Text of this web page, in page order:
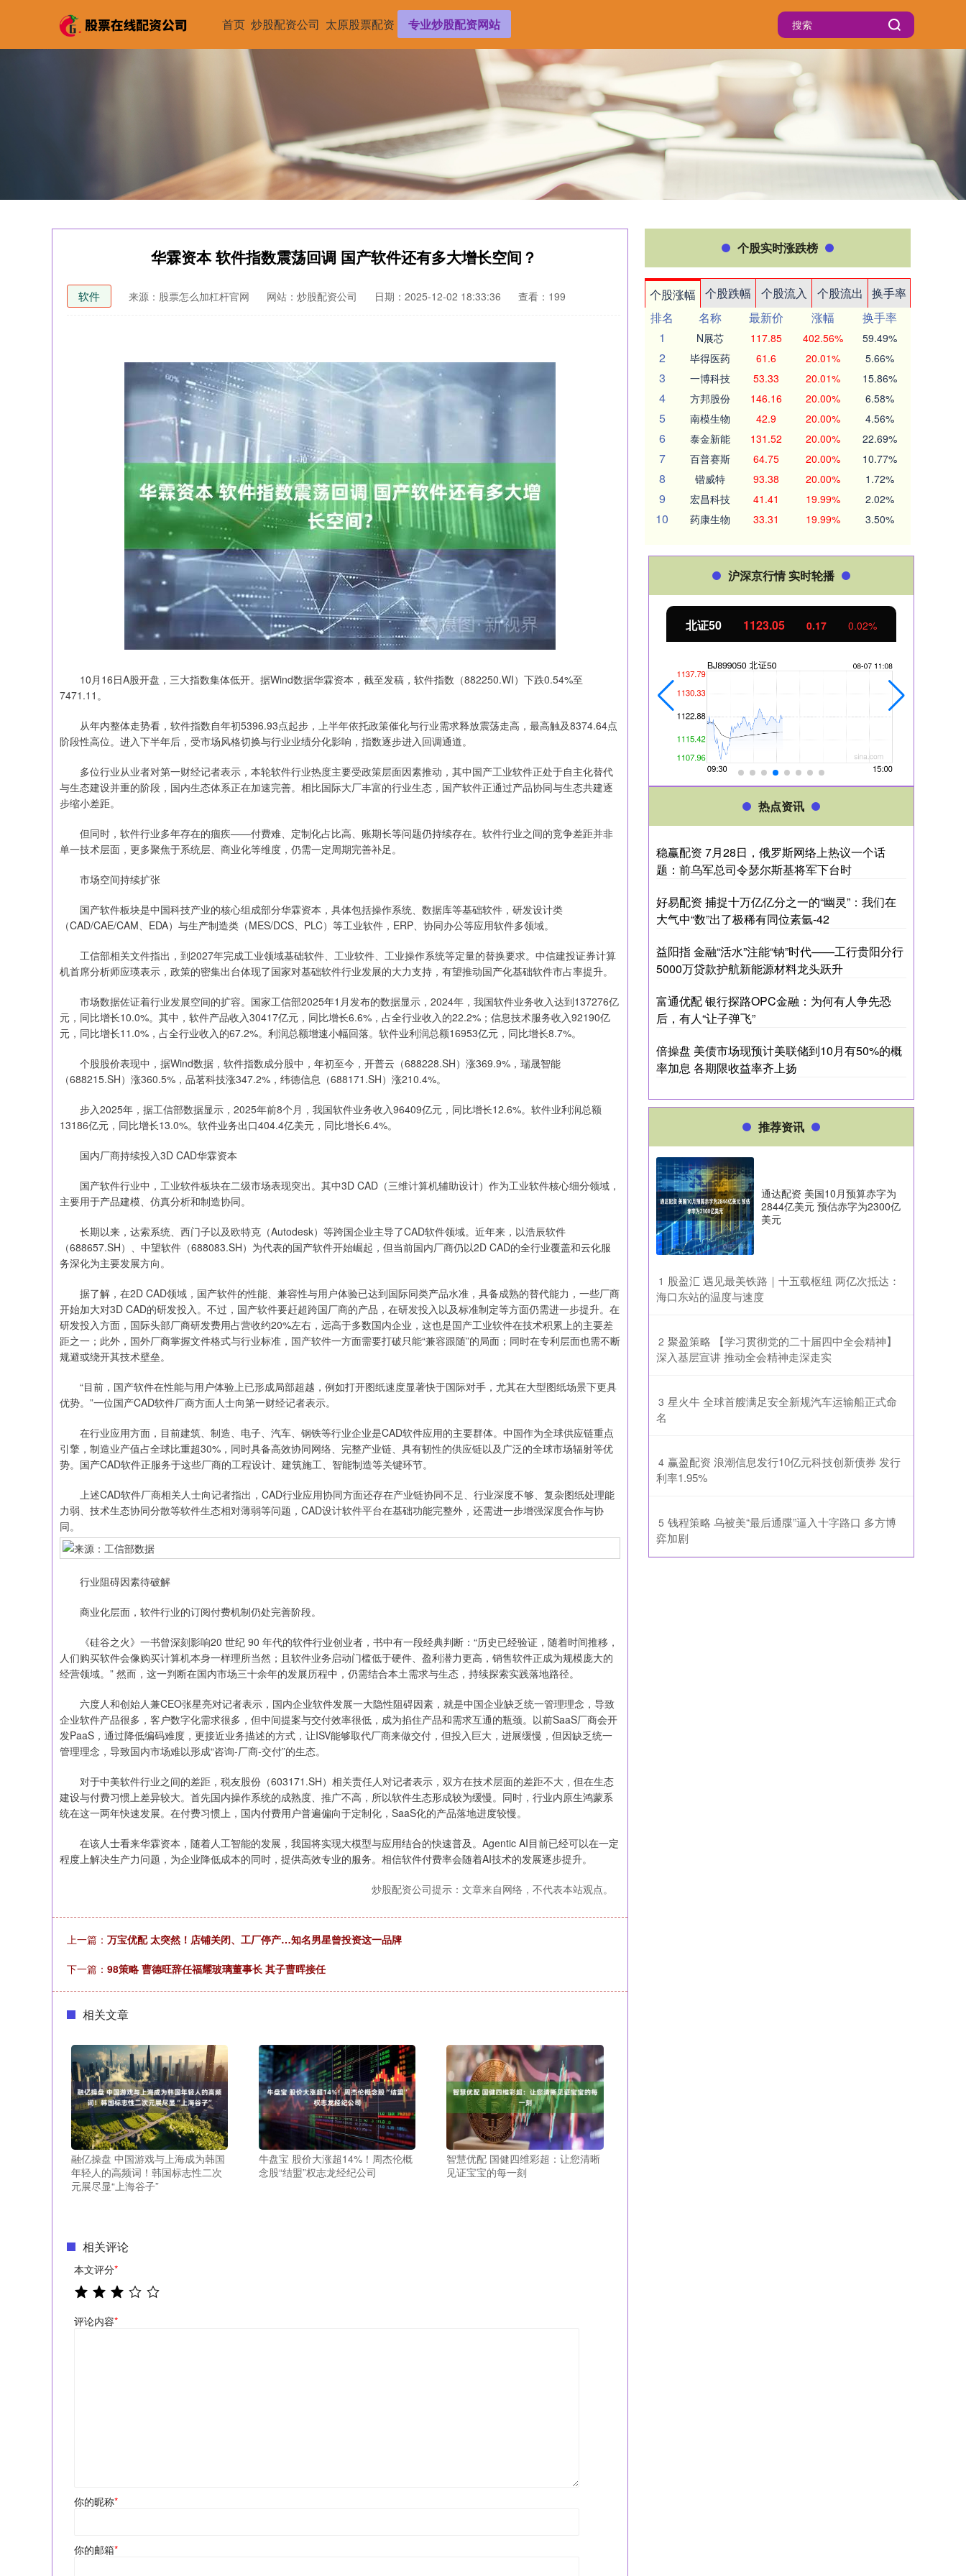
首页 炒股配资公司 太原股票配资 专业炒股配资网站
华霖资本 软件指数震荡回调 国产软件还有多大增长空间？
软件 来源：股票怎么加杠杆官网 网站：炒股配资公司 日期：2025-12-02 18:33:36 查看：199
10月16日A股开盘，三大指数集体低开。据Wind数据华霖资本，截至发稿，软件指数（882250.WI）下跌0.54%至
7471.11。
从年内整体走势看，软件指数自年初5396.93点起步，上半年依托政策催化与行业需求释放震荡走高，最高触及8374.64点
阶段性高位。进入下半年后，受市场风格切换与行业业绩分化影响，指数逐步进入回调通道。
多位行业从业者对第一财经记者表示，本轮软件行业热度主要受政策层面因素推动，其中国产工业软件正处于自主化替代
与生态建设并重的阶段，国内生态体系正在加速完善。相比国际大厂丰富的行业生态，国产软件正通过产品协同与生态共建逐
步缩小差距。
但同时，软件行业多年存在的痼疾——付费难、定制化占比高、账期长等问题仍持续存在。软件行业之间的竞争差距并非
单一技术层面，更多聚焦于系统层、商业化等维度，仍需一定周期完善补足。
市场空间持续扩张
国产软件板块是中国科技产业的核心组成部分华霖资本，具体包括操作系统、数据库等基础软件，研发设计类
（CAD/CAE/CAM、EDA）与生产制造类（MES/DCS、PLC）等工业软件，ERP、协同办公等应用软件多领域。
工信部相关文件指出，到2027年完成工业领域基础软件、工业软件、工业操作系统等定量的替换要求。中信建投证券计算
机首席分析师应瑛表示，政策的密集出台体现了国家对基础软件行业发展的大力支持，有望推动国产化基础软件市占率提升。
市场数据佐证着行业发展空间的扩容。国家工信部2025年1月发布的数据显示，2024年，我国软件业务收入达到137276亿
元，同比增长10.0%。其中，软件产品收入30417亿元，同比增长6.6%，占全行业收入的22.2%；信息技术服务收入92190亿
元，同比增长11.0%，占全行业收入的67.2%。利润总额增速小幅回落。软件业利润总额16953亿元，同比增长8.7%。
个股股价表现中，据Wind数据，软件指数成分股中，年初至今，开普云（688228.SH）涨369.9%，瑞晟智能
（688215.SH）涨360.5%，品茗科技涨347.2%，纬德信息（688171.SH）涨210.4%。
步入2025年，据工信部数据显示，2025年前8个月，我国软件业务收入96409亿元，同比增长12.6%。软件业利润总额
13186亿元，同比增长13.0%。软件业务出口404.4亿美元，同比增长6.4%。
国内厂商持续投入3D CAD华霖资本
国产软件行业中，工业软件板块在二级市场表现突出。其中3D CAD（三维计算机辅助设计）作为工业软件核心细分领域，
主要用于产品建模、仿真分析和制造协同。
长期以来，达索系统、西门子以及欧特克（Autodesk）等跨国企业主导了CAD软件领域。近年来，以浩辰软件
（688657.SH）、中望软件（688083.SH）为代表的国产软件开始崛起，但当前国内厂商仍以2D CAD的全行业覆盖和云化服
务深化为主要发展方向。
据了解，在2D CAD领域，国产软件的性能、兼容性与用户体验已达到国际同类产品水准，具备成熟的替代能力，一些厂商
开始加大对3D CAD的研发投入。不过，国产软件要赶超跨国厂商的产品，在研发投入以及标准制定等方面仍需进一步提升。在
研发投入方面，国际头部厂商研发费用占营收约20%左右，远高于多数国内企业，这也是国产工业软件在技术积累上的主要差
距之一；此外，国外厂商掌握文件格式与行业标准，国产软件一方面需要打破只能“兼容跟随”的局面；同时在专利层面也需不断
规避或绕开其技术壁垒。
“目前，国产软件在性能与用户体验上已形成局部超越，例如打开图纸速度显著快于国际对手，尤其在大型图纸场景下更具
优势。”一位国产CAD软件厂商方面人士向第一财经记者表示。
在行业应用方面，目前建筑、制造、电子、汽车、钢铁等行业企业是CAD软件应用的主要群体。中国作为全球供应链重点
引擎，制造业产值占全球比重超30%，同时具备高效协同网络、完整产业链、具有韧性的供应链以及广泛的全球市场辐射等优
势。国产CAD软件正服务于这些厂商的工程设计、建筑施工、智能制造等关键环节。
上述CAD软件厂商相关人士向记者指出，CAD行业应用协同方面还存在产业链协同不足、行业深度不够、复杂图纸处理能
力弱、技术生态协同分散等软件生态相对薄弱等问题，CAD设计软件平台在基础功能完整外，还需进一步增强深度合作与协
同。
行业阻碍因素待破解
商业化层面，软件行业的订阅付费机制仍处完善阶段。
《硅谷之火》一书曾深刻影响20 世纪 90 年代的软件行业创业者，书中有一段经典判断：“历史已经验证，随着时间推移，
人们购买软件会像购买计算机本身一样理所当然；且软件业务启动门槛低于硬件、盈利潜力更高，销售软件正成为规模庞大的
经营领域。” 然而，这一判断在国内市场三十余年的发展历程中，仍需结合本土需求与生态，持续探索实践落地路径。
六度人和创始人兼CEO张星亮对记者表示，国内企业软件发展一大隐性阻碍因素，就是中国企业缺乏统一管理理念，导致
企业软件产品很多，客户数字化需求很多，但中间提案与交付效率很低，成为掐住产品和需求互通的瓶颈。以前SaaS厂商会开
发PaaS，通过降低编码难度，更接近业务描述的方式，让ISV能够取代厂商来做交付，但投入巨大，进展缓慢，但因缺乏统一
管理理念，导致国内市场难以形成“咨询-厂商-交付”的生态。
对于中美软件行业之间的差距，税友股份（603171.SH）相关责任人对记者表示，双方在技术层面的差距不大，但在生态
建设与付费习惯上差异较大。首先国内操作系统的成熟度、推广不高，所以软件生态形成较为缓慢。同时，行业内原生鸿蒙系
统在这一两年快速发展。在付费习惯上，国内付费用户普遍偏向于定制化，SaaS化的产品落地进度较慢。
在该人士看来华霖资本，随着人工智能的发展，我国将实现大模型与应用结合的快速普及。Agentic AI目前已经可以在一定
程度上解决生产力问题，为企业降低成本的同时，提供高效专业的服务。相信软件付费率会随着AI技术的发展逐步提升。
炒股配资公司提示：文章来自网络，不代表本站观点。
上一篇： 万宝优配 太突然！店铺关闭、工厂停产…知名男星曾投资这一品牌
下一篇： 98策略 曹德旺辞任福耀玻璃董事长 其子曹晖接任
相关文章
融亿操盘 中国游戏与上海成为韩国
年轻人的高频词！韩国标志性二次
元展尽显“上海谷子”
牛盘宝 股价大涨超14%！周杰伦概
念股“结盟”权志龙经纪公司
智慧优配 国健四维彩超：让您清晰
见证宝宝的每一刻
相关评论
本文评分*
评论内容*
你的昵称*
你的邮箱*
个股实时涨跌榜
个股涨幅 个股跌幅 个股流入 个股流出
换手率
排名
名称 最新价 涨幅
换手率
1
N展芯 117.85 402.56% 59.49%
2 毕得医药 61.6 20.01% 5.66%
3 一博科技 53.33 20.01% 15.86%
4 方邦股份 146.16 20.00% 6.58%
5 南模生物 42.9 20.00% 4.56%
6 泰金新能 131.52 20.00% 22.69%
7 百普赛斯 64.75 20.00% 10.77%
8 锴威特 93.38 20.00% 1.72%
9 宏昌科技 41.41 19.99% 2.02%
10 药康生物 33.31 19.99% 3.50%
沪深京行情 实时轮播
深证成指 14269.51 159.39 1.13% 沪深300 4687.35 36.04 北证50 1123.03 0.16 0.01%
热点资讯
稳赢配资 7月28日，俄罗斯网络上热议一个话
题：前乌军总司令瑟尔斯基将军下台时
好易配资 捕捉十万亿亿分之一的“幽灵”：我们在
大气中“数”出了极稀有同位素氩-42
益阳指 金融“活水”注能“钠”时代——工行贵阳分行
5000万贷款护航新能源材料龙头跃升
富通优配 银行探路OPC金融：为何有人争先恐
后，有人“让子弹飞”
倍操盘 美债市场现预计美联储到10月有50%的概
率加息 各期限收益率齐上扬
推荐资讯
通达配资 美国10月预算赤字为
2844亿美元 预估赤字为2300亿
美元
1 ​股盈汇 遇见最美铁路｜十五载枢纽 两亿次抵达：
海口东站的温度与速度
2 ​聚盈策略 【学习贯彻党的二十届四中全会精神】
深入基层宣讲 推动全会精神走深走实
3 ​星火牛 全球首艘满足安全新规汽车运输船正式命
名
4 ​赢盈配资 浪潮信息发行10亿元科技创新债券 发行
利率1.95%
5 ​钱程策略 乌被美“最后通牒”逼入十字路口 多方博
弈加剧